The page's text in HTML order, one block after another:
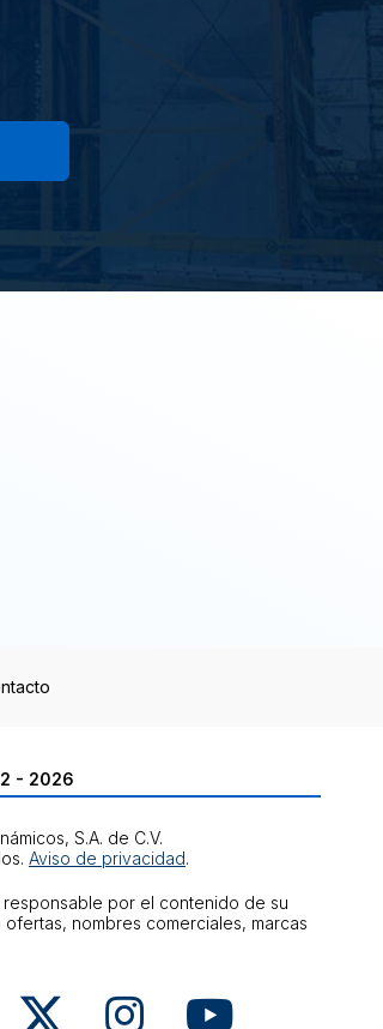
- 2026
S.A. de C.V.
Aviso de privacidad.
responsable por el contenido de su
nombres comerciales, marcas